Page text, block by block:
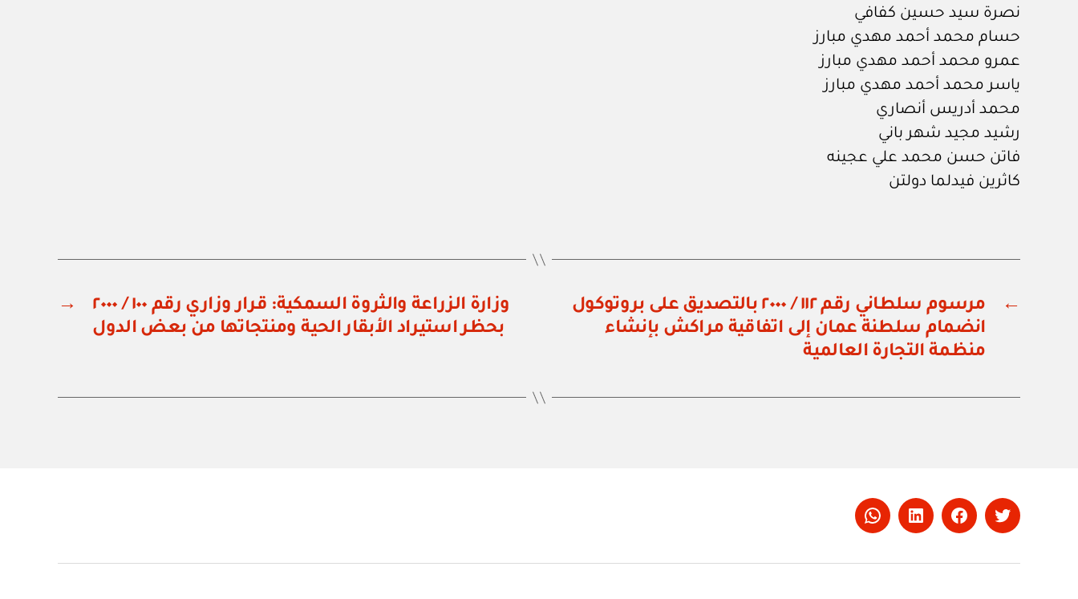
نصرة سيد حسين كفافي
حسام محمد أحمد مهدي مبارز
عمرو محمد أحمد مهدي مبارز
ياسر محمد أحمد مهدي مبارز
محمد أدريس أنصاري
رشيد مجيد شهر باني
فاتن حسن محمد علي عجينه
كاثرين فيدلما دولتن
←
مرسوم سلطاني رقم ١١٢ / ٢٠٠٠ بالتصديق على بروتوكول
انضمام سلطنة عمان إلى اتفاقية مراكش بإنشاء
منظمة التجارة العالمية
→
وزارة الزراعة والثروة السمكية: قرار وزاري رقم ١٠٠ / ٢٠٠٠
بحظر استيراد الأبقار الحية ومنتجاتها من بعض الدول
Twitter
Facebook
LinkedIn
Whatsapp